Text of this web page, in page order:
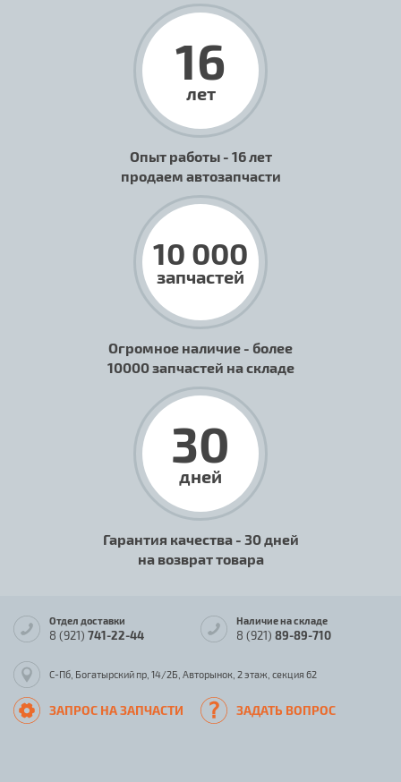
16
лет
Опыт работы - 16 лет
продаем автозапчасти
10 000
запчастей
Огромное наличие - более
10000 запчастей на складе
30
дней
Гарантия качества - 30 дней
на возврат товара
Отдел доставки
8 (921) 741-22-44
Наличие на складе
8 (921) 89-89-710
С-Пб, Богатырский пр, 14/2Б, Авторынок, 2 этаж, секция 62
ЗАПРОС НА ЗАПЧАСТИ ЗАДАТЬ ВОПРОС